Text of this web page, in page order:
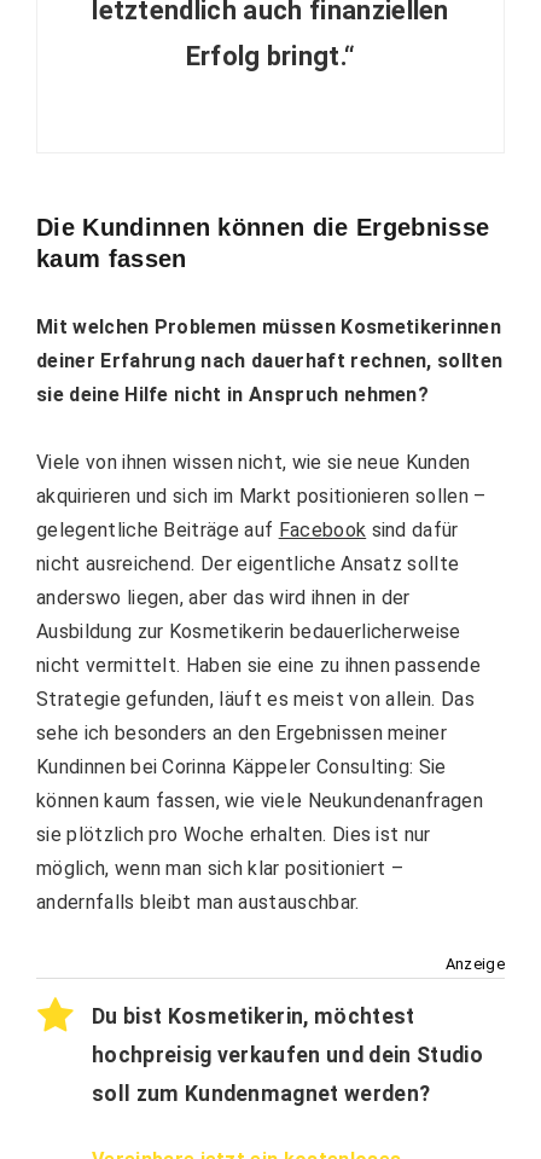
letztendlich auch finanziellen
Erfolg bringt.“
Die Kundinnen können die Ergebnisse
kaum fassen
Mit welchen Problemen müssen Kosmetikerinnen
deiner Erfahrung nach dauerhaft rechnen, sollten
sie deine Hilfe nicht in Anspruch nehmen?
Viele von ihnen wissen nicht, wie sie neue Kunden
akquirieren und sich im Markt positionieren sollen –
gelegentliche Beiträge auf Facebook sind dafür
nicht ausreichend. Der eigentliche Ansatz sollte
anderswo liegen, aber das wird ihnen in der
Ausbildung zur Kosmetikerin bedauerlicherweise
nicht vermittelt. Haben sie eine zu ihnen passende
Strategie gefunden, läuft es meist von allein. Das
sehe ich besonders an den Ergebnissen meiner
Kundinnen bei Corinna Käppeler Consulting: Sie
können kaum fassen, wie viele Neukundenanfragen
sie plötzlich pro Woche erhalten. Dies ist nur
möglich, wenn man sich klar positioniert –
andernfalls bleibt man austauschbar.
Anzeige
Du bist Kosmetikerin, möchtest
hochpreisig verkaufen und dein Studio
soll zum Kundenmagnet werden?